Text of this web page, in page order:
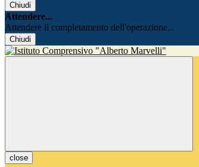
Chiudi
Attendere...
Attendere il completamento dell'operazione...
Chiudi
close